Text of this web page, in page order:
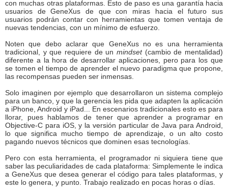
con muchas otras plataformas. Esto de paso es una garantía hacia
usuarios de GeneXus de que con miras hacia el futuro sus
usuarios podrán contar con herramientas que tomen ventaja de
nuevas tendencias, con un mínimo de esfuerzo.
Noten que debo aclarar que GeneXus no es una herramienta
tradicional, y que requiere de un mindset(cambio de mentalidad)
diferente a la hora de desarrollar aplicaciones, pero para los que
se tomen el tiempo de aprender el nuevo paradigma que propone,
las recompensas pueden ser inmensas.
Solo imaginen por ejemplo que desarrollaron un sistema complejo
para un banco, y que la gerencia les pida que adapten la aplicación
a iPhone, Android y iPad... En escenarios tradicionales esto es para
llorar, pues hablamos de tener que aprender a programar en
Objective-C para iOS, y la versión particular de Java para Android,
lo que significa mucho tiempo de aprendizaje, o un alto costo
pagando nuevos técnicos que dominen esas tecnologías.
Pero con esta herramienta, el programador ni siquiera tiene que
saber las peculiaridades de cada plataforma: Simplemente le indica
a GeneXus que desea generar el código para tales plataformas, y
este lo genera, y punto. Trabajo realizado en pocas horas o días.